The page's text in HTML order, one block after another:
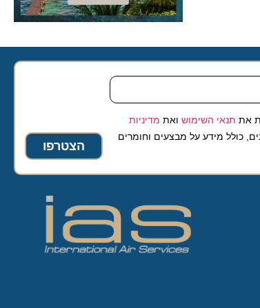
את תנאי השימושואת מדיניות
כולל מידע על מבצעים וחומרים
הצטרפו